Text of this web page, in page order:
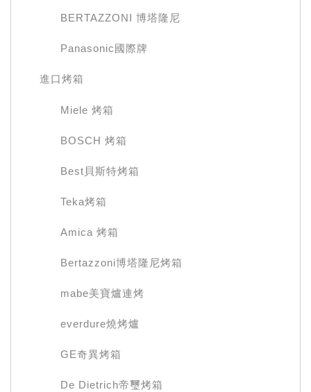
BERTAZZONI 博塔隆尼
Panasonic國際牌
進口烤箱
Miele 烤箱
BOSCH 烤箱
Best貝斯特烤箱
Teka烤箱
Amica 烤箱
Bertazzoni博塔隆尼烤箱
mabe美寶爐連烤
everdure燒烤爐
GE奇異烤箱
De Dietrich帝璽烤箱